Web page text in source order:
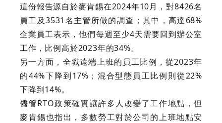
這份報告源自於麥肯錫在2024年10月，對8426名
員工及3531名主管所做的調查；其中，高達68%
企業員工表示，他們每週至少4天需要回到辦公室
工作，比例高於2023年的34%。
另一方面，全職遠端上班的員工比例，從2023年
的44%下降到17%；混合型態員工比例則從22%
下降到14%。
儘管RTO政策確實讓許多人改變了工作地點，但
麥肯錫也指出，多數勞工對於公司的上班地點安